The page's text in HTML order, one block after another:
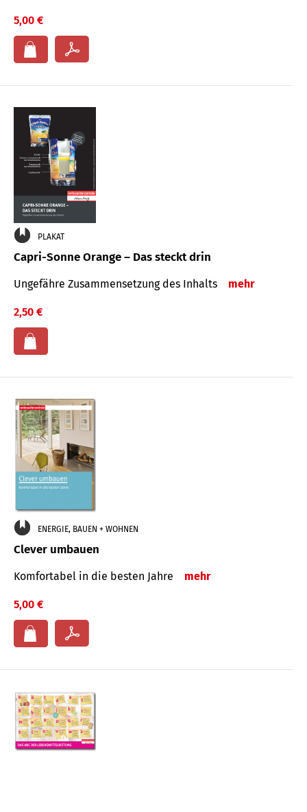
5,00 €
PLAKAT
Capri-Sonne Orange – Das steckt drin
Ungefähre Zu­sammen­setzung des Inhalts mehr
2,50 €
ENERGIE, BAUEN + WOHNEN
Clever umbauen
Komfortabel in die besten Jahre mehr
5,00 €